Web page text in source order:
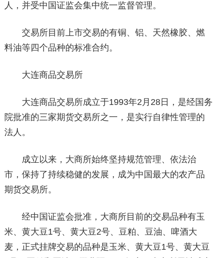
人，并受中国证监会集中统一监督管理。
交易所目前上市交易的有铜、铝、天然橡胶、燃
料油等四个品种的标准合约。
大连商品交易所
大连商品交易所成立于1993年2月28日，是经国务
院批准的三家期货交易所之一，是实行自律性管理的
法人。
成立以来，大商所始终坚持规范管理、依法治
市，保持了持续稳健的发展，成为中国最大的农产品
期货交易所。
经中国证监会批准，大商所目前的交易品种有玉
米、黄大豆1号、黄大豆2号、豆粕、豆油、啤酒大
麦，正式挂牌交易的品种是玉米、黄大豆1号、黄大豆